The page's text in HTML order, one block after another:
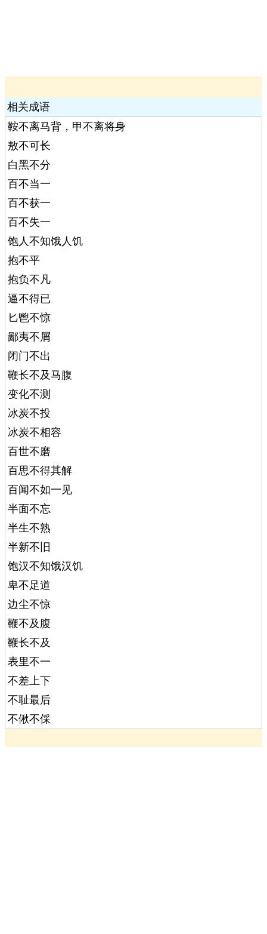
相关成语
鞍不离马背，甲不离将身
敖不可长
白黑不分
百不当一
百不获一
百不失一
饱人不知饿人饥
抱不平
抱负不凡
逼不得已
匕鬯不惊
鄙夷不屑
闭门不出
鞭长不及马腹
变化不测
冰炭不投
冰炭不相容
百世不磨
百思不得其解
百闻不如一见
半面不忘
半生不熟
半新不旧
饱汉不知饿汉饥
卑不足道
边尘不惊
鞭不及腹
鞭长不及
表里不一
不差上下
不耻最后
不偢不倸